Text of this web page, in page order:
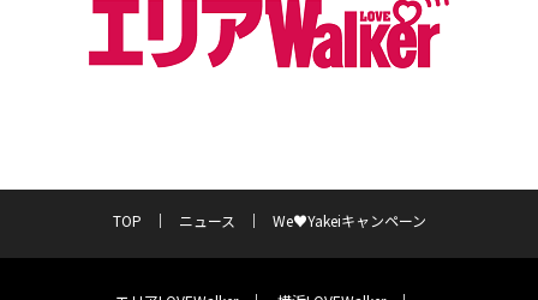
TOP ニュース We♥Yakeiキャンペーン